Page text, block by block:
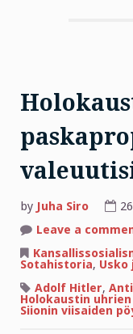
by Juha Siro
Leave a
Sotahistoria, Usko
Adolf Hitler,
Holokaustin
Siionin viisaiden